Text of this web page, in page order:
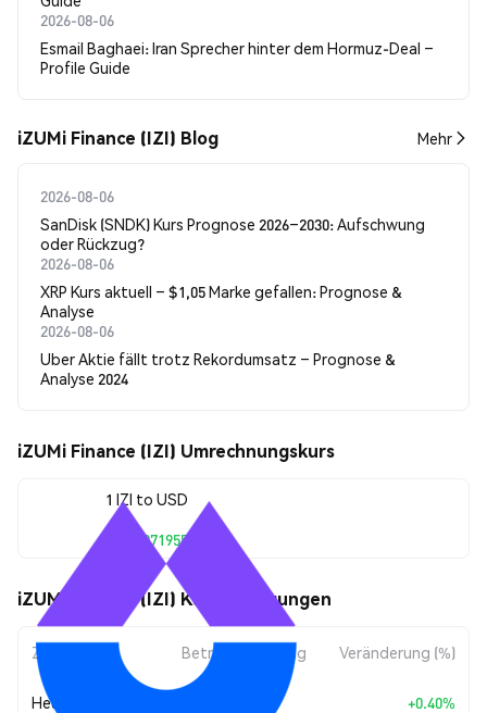
2026-08-06
Esmail Baghaei: Iran Sprecher hinter dem Hormuz-Deal –
Profile Guide
iZUMi Finance (IZI) Blog Mehr
2026-08-06
SanDisk (SNDK) Kurs Prognose 2026–2030: Aufschwung
oder Rückzug?
2026-08-06
XRP Kurs aktuell – $1,05 Marke gefallen: Prognose &
Analyse
2026-08-06
Uber Aktie fällt trotz Rekordumsatz – Prognose &
Analyse 2024
iZUMi Finance (IZI) Umrechnungskurs
1 IZI to USD
$0.00071955
iZUMi Finance (IZI) Kursbewegungen
Zeitraum Betragsänderung Veränderung (%)
Heute +0.40%